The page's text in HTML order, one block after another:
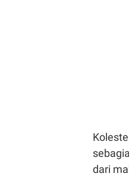
dari